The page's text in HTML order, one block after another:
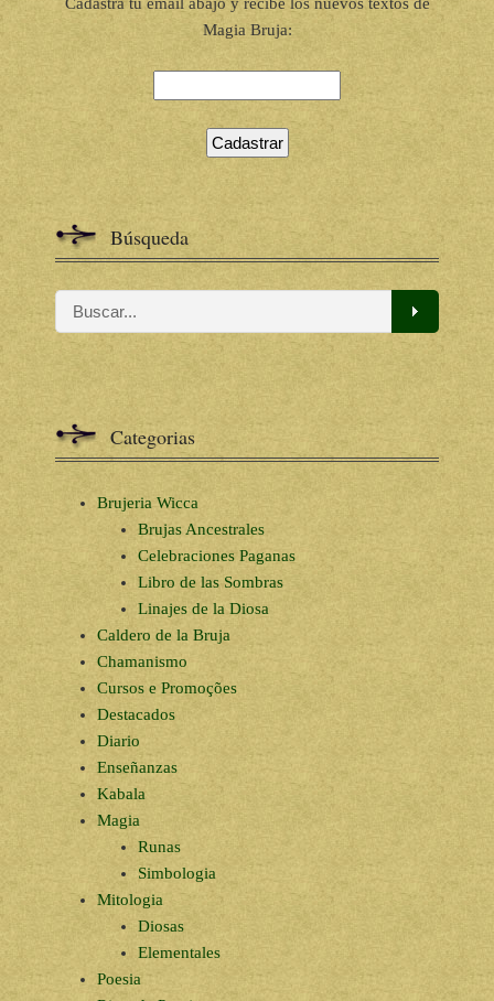
Cadastra tu email abajo y recibe los nuevos textos de
Magia Bruja:
Búsqueda
Categorias
Brujeria Wicca
Brujas Ancestrales
Celebraciones Paganas
Libro de las Sombras
Linajes de la Diosa
Caldero de la Bruja
Chamanismo
Cursos e Promoções
Destacados
Diario
Enseñanzas
Kabala
Magia
Runas
Simbologia
Mitologia
Diosas
Elementales
Poesia